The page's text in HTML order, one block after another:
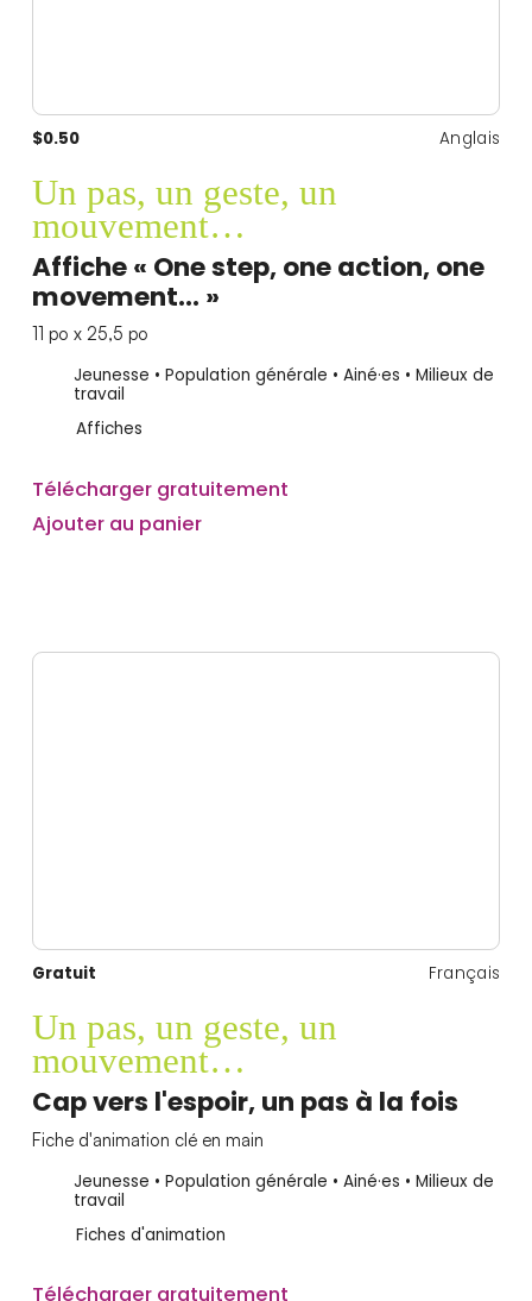
$0.50 Anglais
Un pas, un geste, un
mouvement…
Affiche « One step, one action, one
movement... »
11 po x 25,5 po
Jeunesse • Population générale • Ainé·es • Milieux de
travail
Affiches
Télécharger gratuitement
Ajouter au panier
Gratuit Français
Un pas, un geste, un
mouvement…
Cap vers l'espoir, un pas à la fois
Fiche d'animation clé en main
Jeunesse • Population générale • Ainé·es • Milieux de
travail
Fiches d'animation
Télécharger gratuitement